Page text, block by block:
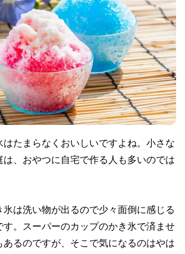
はたまらなくおいしいですよね。小さな
は、おやつに自宅で作る人も多いのでは
氷は洗い物が出るので少々面倒に感じる
す。スーパーのカップのかき氷で済ませ
あるのですが、そこで気になるのはやは